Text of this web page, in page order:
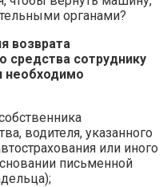
органами?
возврата
средства сотруднику
необходимо
водителя, указанного
или иного
письменной